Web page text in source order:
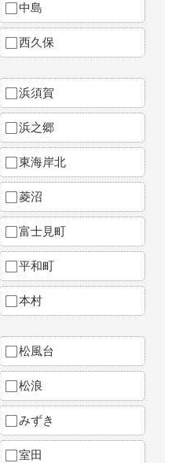
中島
西久保
浜須賀
浜之郷
東海岸北
菱沼
富士見町
平和町
本村
松風台
松浪
みずき
室田